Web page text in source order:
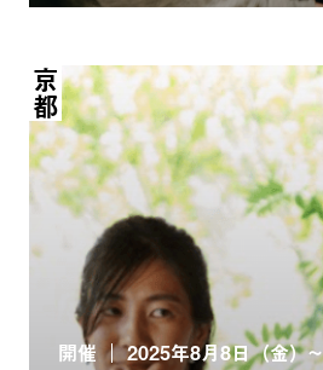
京都
開催 2025年8月8日（金）~